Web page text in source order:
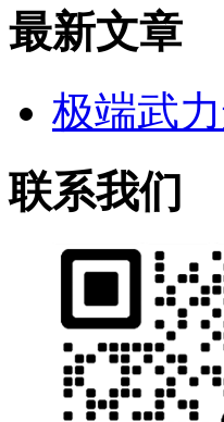
最新文章
极端武
联系我们